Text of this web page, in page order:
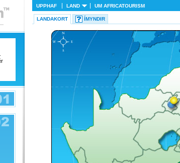
UPPHAF LAND UM AFRICATOURISM
LANDAKORT ÍMYNDIR